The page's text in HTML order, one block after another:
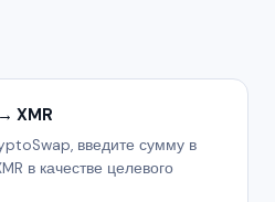
XMR
введите сумму в
в качестве целевого